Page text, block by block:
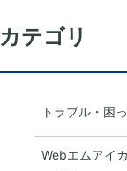
カテゴリ
トラブル・困
Webエムアイ